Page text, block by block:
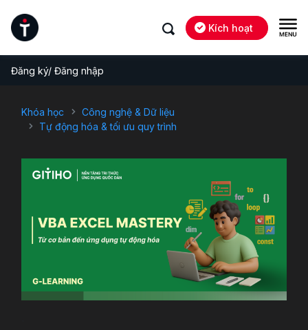
Kích hoạt
Đăng ký/ Đăng nhập
Khóa học
Công nghệ & Dữ liệu
Tự động hóa & tối ưu quy trình